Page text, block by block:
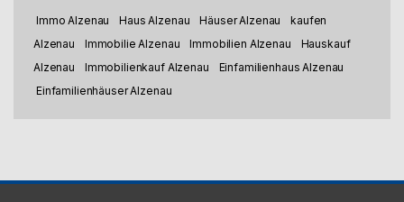
Immo Alzenau Haus Alzenau Häuser Alzenau
kaufen
Alzenau
Immobilie Alzenau Immobilien Alzenau
Hauskauf
Alzenau
Immobilienkauf Alzenau
Einfamilienhaus Alzenau
Einfamilienhäuser Alzenau